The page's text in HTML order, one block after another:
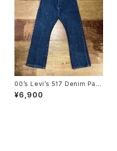
00’s Levi’s 517 Denim Pant
s
¥6,900